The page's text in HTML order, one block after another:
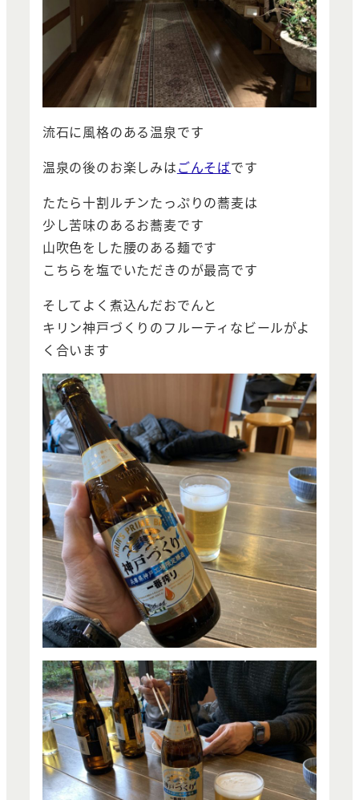
流石に風格のある温泉です
温泉の後のお楽しみはごんそばです
たたら十割ルチンたっぷりの蕎麦は
少し苦味のあるお蕎麦です
山吹色をした腰のある麺です
こちらを塩でいただきのが最高です
そしてよく煮込んだおでんと
キリン神戸づくりのフルーティなビールがよ
く合います